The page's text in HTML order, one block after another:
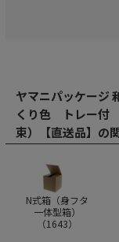
ヤマニパッケー
くり色 トレー付
束）【直送品】の
N式箱（身フタ
一体型箱）
（1643）